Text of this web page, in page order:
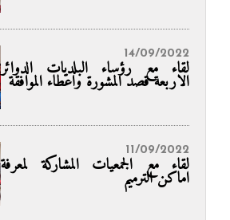
14/09/2022
لقاء مع رؤساء البلديات الدوائر
الاربعة قصد المشورة واعطاء الموافقة
11/09/2022
لقاء مع الجمعيات المشاركة لمعرفة
اماكن الترميم